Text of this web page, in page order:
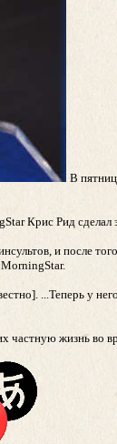
В
Крис Рид сделал
и после
MorningStar.
...Теперь у
частную жизнь во